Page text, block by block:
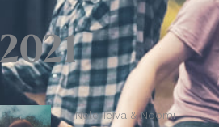
2021
- Nele Teiva & Noomi